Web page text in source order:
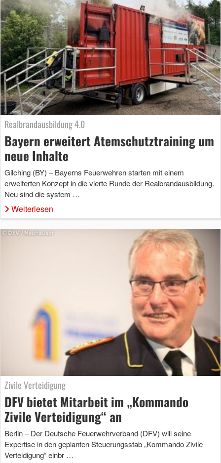
Realbrandausbildung 4.0
Bayern erweitert Atemschutztraining um
neue Inhalte
Gilching (BY) – Bayerns Feuerwehren starten mit einem
erweiterten Konzept in die vierte Runde der Realbrandausbildung.
Neu sind die system …
Weiterlesen
Zivile Verteidigung
DFV bietet Mitarbeit im „Kommando
Zivile Verteidigung“ an
Berlin – Der Deutsche Feuerwehrverband (DFV) will seine
Expertise in den geplanten Steuerungsstab „Kommando Zivile
Verteidigung“ einbr …